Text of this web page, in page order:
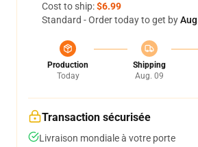
Cost to ship:$6.99
Standard - Order today to get by
Production
Today
Shipping
Aug. 09
Transaction sécurisée
Livraison mondiale à votre porte